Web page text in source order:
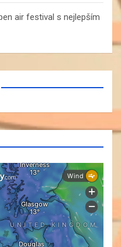
air festival s nejlepším